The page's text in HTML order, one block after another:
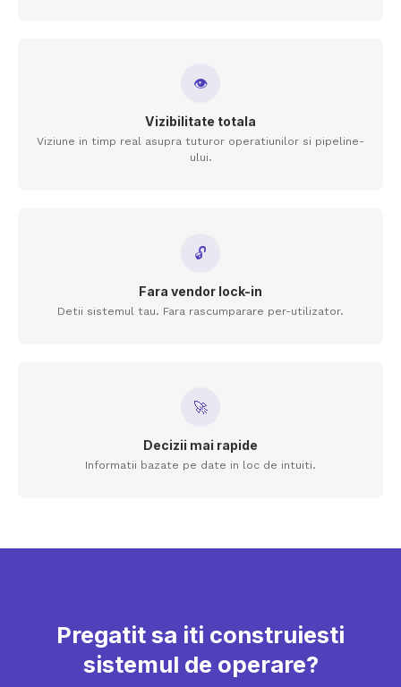
👁
Vizibilitate totala
Viziune in timp real asupra tuturor operatiunilor si pipeline-
ului.
🔓
Fara vendor lock-in
Detii sistemul tau. Fara rascumparare per-utilizator.
🚀
Decizii mai rapide
Informatii bazate pe date in loc de intuiti.
Pregatit sa iti construiesti
sistemul de operare?